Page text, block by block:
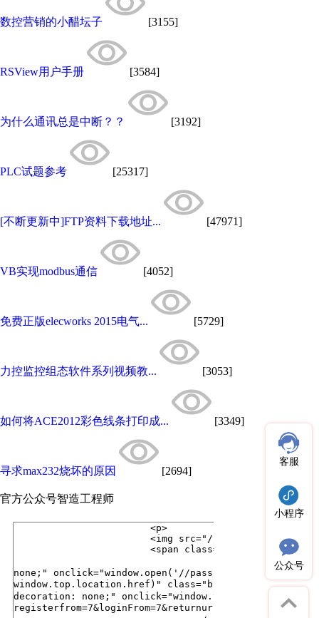
数控营销的小醋坛子 [3155]
RSView用户手册 [3584]
为什么通讯总是中断？？ [3192]
PLC试题参考 [25317]
[不断更新中]FTP资料下载地址... [47971]
VB实现modbus通信 [4052]
免费正版elecworks 2015电气... [5729]
力控监控组态软件系列视频教... [3053]
如何将ACE2012彩色线条打印成... [3349]
寻求max232烧坏的原因 [2694]
官方公众号智造工程师
客服
小程序
公众号